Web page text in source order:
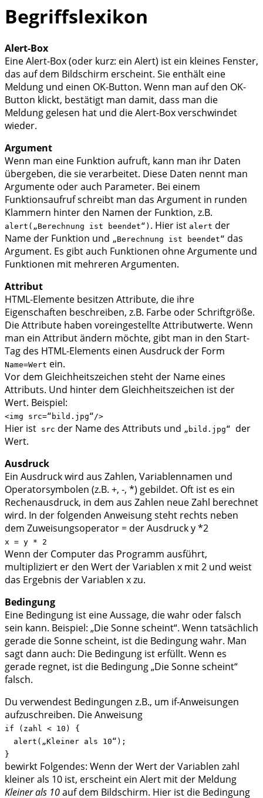
Begriffslexikon
Alert-Box
Eine Alert-Box (oder kurz: ein Alert) ist ein kleines Fenster,
das auf dem Bildschirm erscheint. Sie enthält eine
Meldung und einen OK-Button. Wenn man auf den OK-
Button klickt, bestätigt man damit, dass man die
Meldung gelesen hat und die Alert-Box verschwindet
wieder.
Argument
Wenn man eine Funktion aufruft, kann man ihr Daten
übergeben, die sie verarbeitet. Diese Daten nennt man
Argumente oder auch Parameter. Bei einem
Funktionsaufruf schreibt man das Argument in runden
Klammern hinter den Namen der Funktion, z.B.
alert(„Berechnung ist beendet“) . Hier ist alert der
Name der Funktion und „Berechnung ist beendet“ das
Argument. Es gibt auch Funktionen ohne Argumente und
Funktionen mit mehreren Argumenten.
Attribut
HTML-Elemente besitzen Attribute, die ihre
Eigenschaften beschreiben, z.B. Farbe oder Schriftgröße.
Die Attribute haben voreingestellte Attributwerte. Wenn
man ein Attribut ändern möchte, gibt man in den Start-
Tag des HTML-Elements einen Ausdruck der Form
Name=Wert ein.
Vor dem Gleichheitszeichen steht der Name eines
Attributs. Und hinter dem Gleichheitszeichen ist der
Wert. Beispiel:
<img src=“bild.jpg“/>
Hier ist src der Name des Attributs und „bild.jpg“ der
Wert.
Ausdruck
Ein Ausdruck wird aus Zahlen, Variablennamen und
Operatorsymbolen (z.B. +, -, *) gebildet. Oft ist es ein
Rechenausdruck, in dem aus Zahlen neue Zahl berechnet
wird. In der folgenden Anweisung steht rechts neben
dem Zuweisungsoperator = der Ausdruck y *2
x = y * 2
Wenn der Computer das Programm ausführt,
multipliziert er den Wert der Variablen x mit 2 und weist
das Ergebnis der Variablen x zu.
Bedingung
Eine Bedingung ist eine Aussage, die wahr oder falsch
sein kann. Beispiel: „Die Sonne scheint“. Wenn tatsächlich
gerade die Sonne scheint, ist die Bedingung wahr. Man
sagt dann auch: Die Bedingung ist erfüllt. Wenn es
gerade regnet, ist die Bedingung „Die Sonne scheint“
falsch.
Du verwendest Bedingungen z.B., um if-Anweisungen
aufzuschreiben. Die Anweisung
if (zahl < 10) {
alert(„Kleiner als 10“);
}
bewirkt Folgendes: Wenn der Wert der Variablen zahl
kleiner als 10 ist, erscheint ein Alert mit der Meldung
Kleiner als 10auf dem Bildschirm. Hier ist die Bedingung